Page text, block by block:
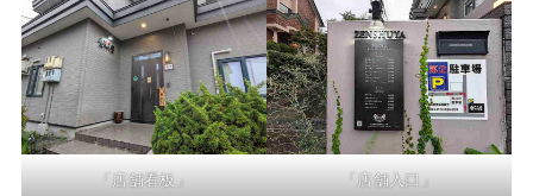
「店舗看板」 「店舗入口」